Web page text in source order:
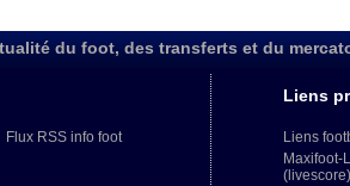
du foot, des transferts et du
Flux RSS info foot
Liens
Liens
Maxifoot-
(livescore)